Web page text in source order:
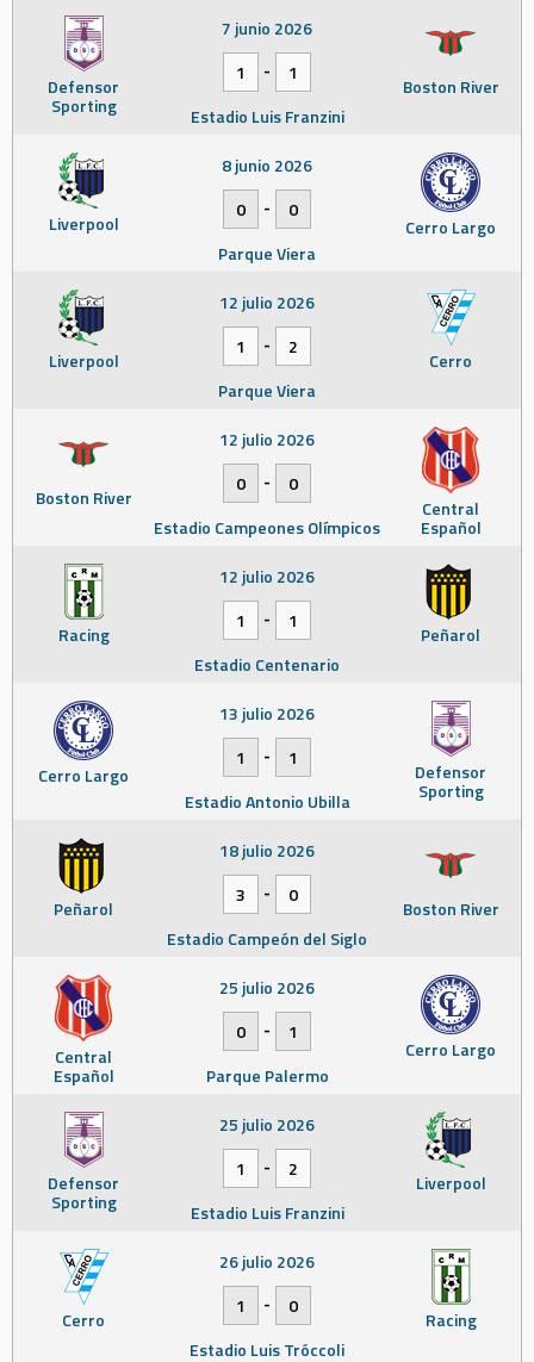
Defensor
Sporting
Boston River
7 junio 2026
1
-
1
Estadio Luis Franzini
Liverpool Cerro Largo
8 junio 2026
0
-
0
Parque Viera
Liverpool Cerro
12 julio 2026
1
-
2
Parque Viera
Boston River Central
Español
12 julio 2026
0
-
0
Estadio Campeones Olímpicos
Racing Peñarol
12 julio 2026
1
-
1
Estadio Centenario
Cerro Largo Defensor
Sporting
13 julio 2026
1
-
1
Estadio Antonio Ubilla
Peñarol Boston River
18 julio 2026
3
-
0
Estadio Campeón del Siglo
Central
Español
Cerro Largo
25 julio 2026
0
-
1
Parque Palermo
Defensor
Sporting
Liverpool
25 julio 2026
1
-
2
Estadio Luis Franzini
Cerro Racing
26 julio 2026
1
-
0
Estadio Luis Tróccoli